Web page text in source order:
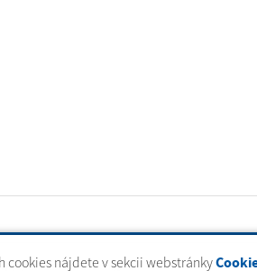
cookies nájdete v sekcii webstránky
|spoločnosť webex.digital